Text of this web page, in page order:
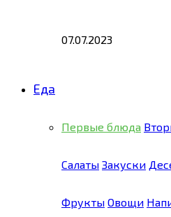
07.07.2023
Еда
Первые блюда
Салаты Закуски
Фрукты Овощи